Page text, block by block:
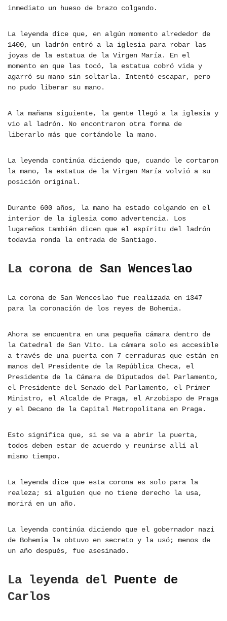
inmediato un hueso de brazo colgando.
La leyenda dice que, en algún momento alrededor de
1400, un ladrón entró a la iglesia para robar las
joyas de la estatua de la Virgen María. En el
momento en que las tocó, la estatua cobró vida y
agarró su mano sin soltarla. Intentó escapar, pero
no pudo liberar su mano.
A la mañana siguiente, la gente llegó a la iglesia y
vio al ladrón. No encontraron otra forma de
liberarlo más que cortándole la mano.
La leyenda continúa diciendo que, cuando le cortaron
la mano, la estatua de la Virgen María volvió a su
posición original.
Durante 600 años, la mano ha estado colgando en el
interior de la iglesia como advertencia. Los
lugareños también dicen que el espíritu del ladrón
todavía ronda la entrada de Santiago.
La corona de San Wenceslao
La corona de San Wenceslao fue realizada en 1347
para la coronación de los reyes de Bohemia.
Ahora se encuentra en una pequeña cámara dentro de
la Catedral de San Vito. La cámara solo es accesible
a través de una puerta con 7 cerraduras que están en
manos del Presidente de la República Checa, el
Presidente de la Cámara de Diputados del Parlamento,
el Presidente del Senado del Parlamento, el Primer
Ministro, el Alcalde de Praga, el Arzobispo de Praga
y el Decano de la Capital Metropolitana en Praga.
Esto significa que, si se va a abrir la puerta,
todos deben estar de acuerdo y reunirse allí al
mismo tiempo.
La leyenda dice que esta corona es solo para la
realeza; si alguien que no tiene derecho la usa,
morirá en un año.
La leyenda continúa diciendo que el gobernador nazi
de Bohemia la obtuvo en secreto y la usó; menos de
un año después, fue asesinado.
La leyenda del Puente de
Carlos